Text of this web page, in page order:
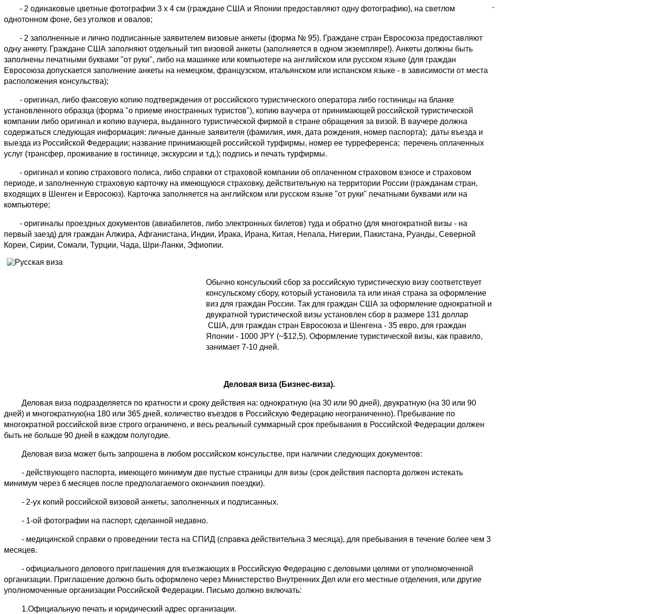
- 2 одинаковые цветные фотографии 3 х 4 см (граждане США и Японии предоставляют одну фотографию), на светлом
однотонном фоне, без уголков и овалов;
- 2 заполненные и лично подписанные заявителем визовые анкеты (форма № 95). Граждане стран Евросоюза предоставляют
одну анкету. Граждане США заполняют отдельный тип визовой анкеты (заполняется в одном экземпляре!). Анкеты должны быть
заполнены печатными буквами "от руки", либо на машинке или компьютере на английском или русском языке (для граждан
Евросоюза допускается заполнение анкеты на немецком, французском, итальянском или испанском языке - в зависимости от места
расположения консульства);
- оригинал, либо факсовую копию подтверждения от российского туристического оператора либо гостиницы на бланке
установленного образца (форма "о приеме иностранных туристов"), копию ваучера от принимающей российской туристической
компании либо оригинал и копию ваучера, выданного туристической фирмой в стране обращения за визой. В ваучере должна
содержаться следующая информация: личные данные заявителя (фамилия, имя, дата рождения, номер паспорта); даты въезда и
выезда из Российской Федерации; название принимающей российской турфирмы, номер ее турреференса; перечень оплаченных
услуг (трансфер, проживание в гостинице, экскурсии и т.д.); подпись и печать турфирмы.
- оригинал и копию страхового полиса, либо справки от страховой компании об оплаченном страховом взносе и страховом
периоде, и заполненную страховую карточку на имеющуюся страховку, действительную на территории России (гражданам стран,
входящих в Шенген и Евросоюз). Карточка заполняется на английском или русском языке "от руки" печатными буквами или на
компьютере;
- оригиналы проездных документов (авиабилетов, либо электронных билетов) туда и обратно (для многократной визы - на
первый заезд) для граждан Алжира, Афганистана, Индии, Ирака, Ирана, Китая, Непала, Нигерии, Пакистана, Руанды, Северной
Кореи, Сирии, Сомали, Турции, Чада, Шри-Ланки, Эфиопии.
Обычно консульский сбор за российскую туристическую визу соответствует
консульскому сбору, который установила та или иная страна за оформление
виз для граждан России. Так для граждан США за оформление однократной и
двукратной туристической визы установлен сбор в размере 131 доллар
США, для граждан стран Евросоюза и Шенгена - 35 евро, для граждан
Японии - 1000 JPY (~$12,5). Оформление туристической визы, как правило,
занимает 7-10 дней.
Деловая виза (Бизнес-виза).
Деловая виза подразделяется по кратности и сроку действия на: однократную (на 30 или 90 дней), двукратную (на 30 или 90
дней) и многократную(на 180 или 365 дней, количество въездов в Российскую Федерацию неограниченно). Пребывание по
многократной российской визе строго ограничено, и весь реальный суммарный срок пребывания в Российской Федерации должен
быть не больше 90 дней в каждом полугодие.
Деловая виза может быть запрошена в любом российском консульстве, при наличии следующих документов:
- действующего паспорта, имеющего минимум две пустые страницы для визы (срок действия паспорта должен истекать
минимум через 6 месяцев после предполагаемого окончания поездки).
- 2-ух копий российской визовой анкеты, заполненных и подписанных.
- 1-ой фотографии на паспорт, сделанной недавно.
- медицинской справки о проведении теста на СПИД (справка действительна 3 месяца), для пребывания в течение более чем 3
месяцев.
- официального делового приглашения для въезжающих в Российскую Федерацию с деловыми целями от уполномоченной
организации. Приглашение должно быть оформлено через Министерство Внутренних Дел или его местные отделения, или другие
уполномоченные организации Российской Федерации. Письмо должно включать:
1.Официальную печать и юридический адрес организации.